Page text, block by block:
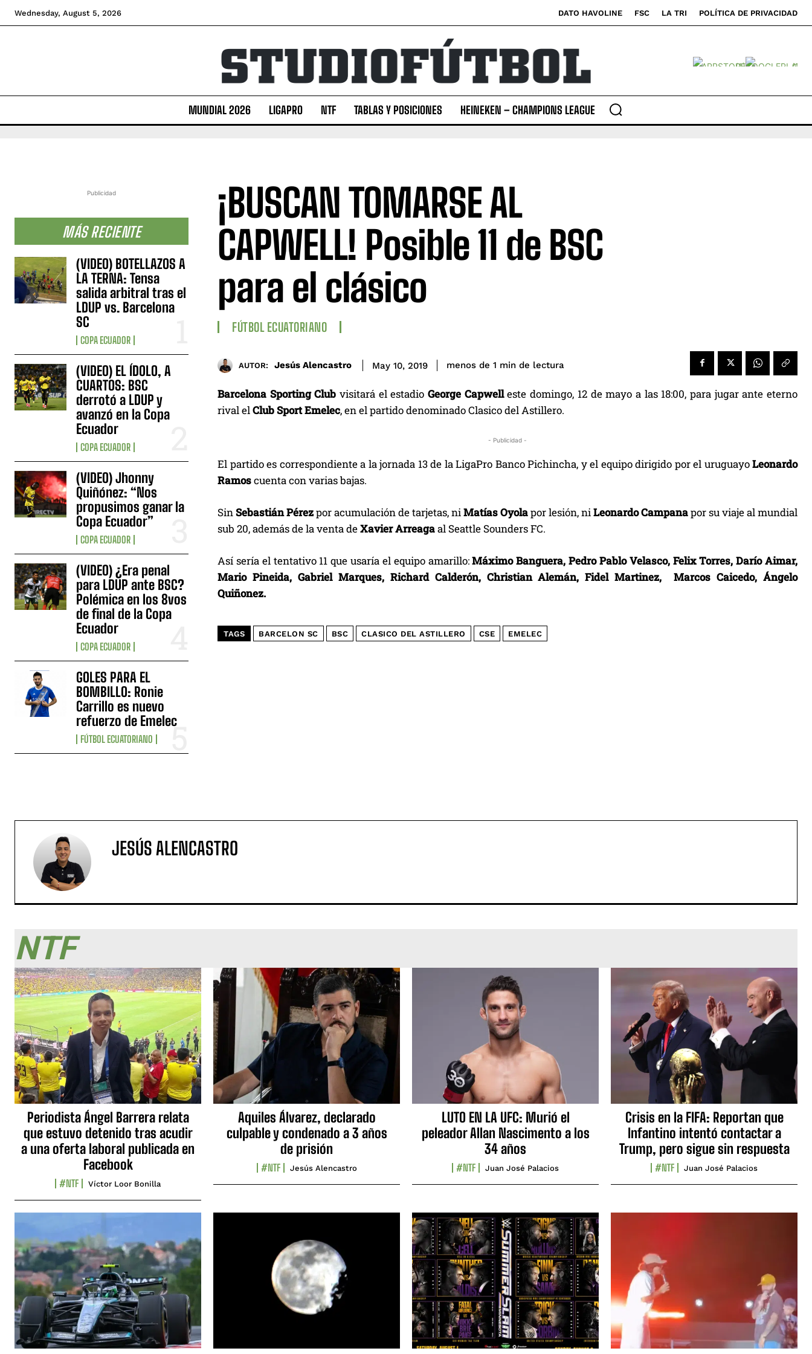
Wednesday, August 5, 2026 DATO HAVOLINE FSC LA TRI POLÍTICA DE PRIVACIDAD
MUNDIAL 2026 LIGAPRO NTF TABLAS Y POSICIONES HEINEKEN – CHAMPIONS LEAGUE
Publicidad
MÁS RECIENTE
(VIDEO) BOTELLAZOS A
LA TERNA: Tensa
salida arbitral tras el
LDUP vs. Barcelona
SC
COPA ECUADOR
(VIDEO) EL ÍDOLO, A
CUARTOS: BSC
derrotó a LDUP y
avanzó en la Copa
Ecuador
COPA ECUADOR
(VIDEO) Jhonny
Quiñónez: “Nos
propusimos ganar la
Copa Ecuador”
COPA ECUADOR
(VIDEO) ¿Era penal
para LDUP ante BSC?
Polémica en los 8vos
de final de la Copa
Ecuador
COPA ECUADOR
GOLES PARA EL
BOMBILLO: Ronie
Carrillo es nuevo
refuerzo de Emelec
FÚTBOL ECUATORIANO
¡BUSCAN TOMARSE AL
CAPWELL! Posible 11 de BSC
para el clásico
FÚTBOL ECUATORIANO
AUTOR: Jesús Alencastro May 10, 2019 menos de 1 min de lectura
Barcelona Sporting Club visitará el estadio George Capwelleste domingo, 12 de mayo a las 18:00, para jugar ante eterno
rival elClub Sport Emelec, en el partido denominado Clasico del Astillero.
- Publicidad -
El partido es correspondiente a la jornada 13 de la LigaPro Banco Pichincha, y el equipo dirigido por el uruguayoLeonardo
Ramoscuenta con varias bajas.
SinSebastián Pérezpor acumulación de tarjetas, niMatías Oyolapor lesión, niLeonardo Campanapor su viaje al mundial
sub 20, además de la venta deXavier Arreagaal Seattle Sounders FC.
Así sería el tentativo 11 que usaría el equipo amarillo:Máximo Banguera, Pedro Pablo Velasco, Felix Torres, Darío Aimar,
Mario Pineida, Gabriel Marques, Richard Calderón, Christian Alemán, Fidel Martinez, Marcos Caicedo, Ángelo
Quiñonez.
TAGS BARCELON SC BSC CLASICO DEL ASTILLERO CSE EMELEC
JESÚS ALENCASTRO
NTF
Periodista Ángel Barrera relata
que estuvo detenido tras acudir
a una oferta laboral publicada en
Facebook
#NTF Víctor Loor Bonilla
Aquiles Álvarez, declarado
culpable y condenado a 3 años
de prisión
#NTF Jesús Alencastro
LUTO EN LA UFC: Murió el
peleador Allan Nascimento a los
34 años
#NTF Juan José Palacios
Crisis en la FIFA: Reportan que
Infantino intentó contactar a
Trump, pero sigue sin respuesta
#NTF Juan José Palacios